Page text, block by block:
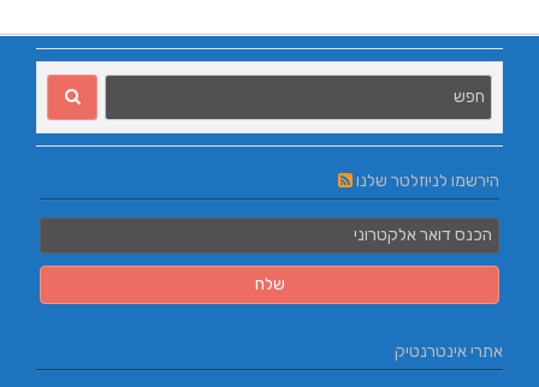
הירשמו לניוזלטר שלנו
אתרי אינטרנטיק